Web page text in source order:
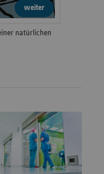
weiter
natürlichen